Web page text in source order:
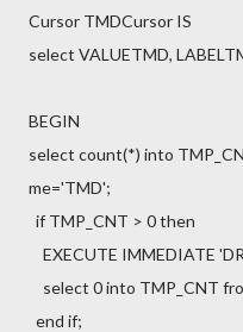
Cursor TMDCursor IS
select VALUETMD,
BEGIN
select count(*) into
me='TMD';
if TMP_CNT > 0 then
EXECUTE IMMEDIATE
select 0 into TMP_CNT
end if;